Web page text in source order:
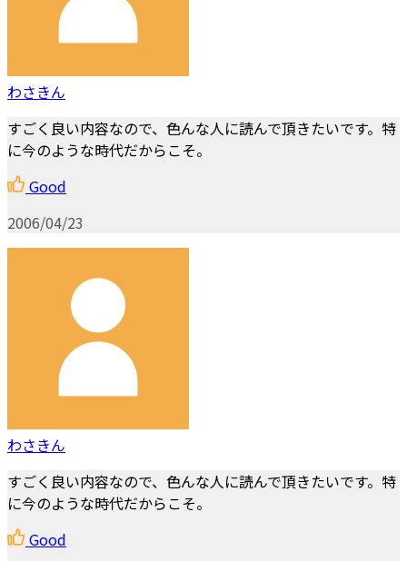
わさきん
すごく良い内容なので、色んな人に読んで頂きたいです。特
に今のような時代だからこそ。
Good
2006/04/23
わさきん
すごく良い内容なので、色んな人に読んで頂きたいです。特
に今のような時代だからこそ。
Good